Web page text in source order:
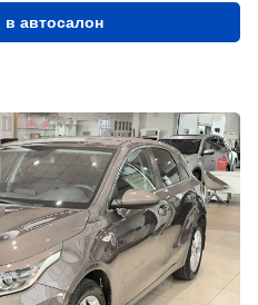
в автосалон